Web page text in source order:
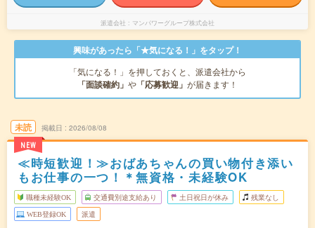
派遣会社 マンパワーグループ株式会社
興味があったら「★気になる！」をタップ！
「気になる！」を押しておくと、派遣会社から
「面談確約」 や 「応募歓迎」 が届きます！
未読
NEW
掲載日 2026/08/08
≪時短歓迎！≫おばあちゃんの買い物付き添い
もお仕事の一つ！＊無資格・未経験OK
職種未経験OK 交通費別途支給あり 土日祝日が休み 残業なし
WEB登録OK 派遣